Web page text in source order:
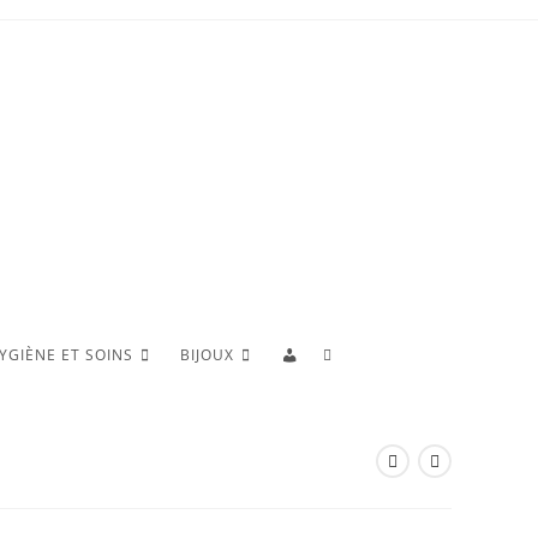
ET SOINS BIJOUX TOGGLE
SEARCH